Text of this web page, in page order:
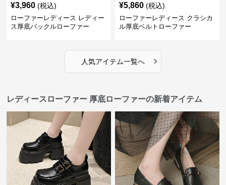
¥3,960 (税込)
ローファーレディース レディー
ス厚底バックルローファー
¥5,860 (税込)
ローファーレディース クラシカ
ル厚底ベルトローファー
人気アイテム一覧へ ›
レディースローファー 厚底ローファーの新着アイテム